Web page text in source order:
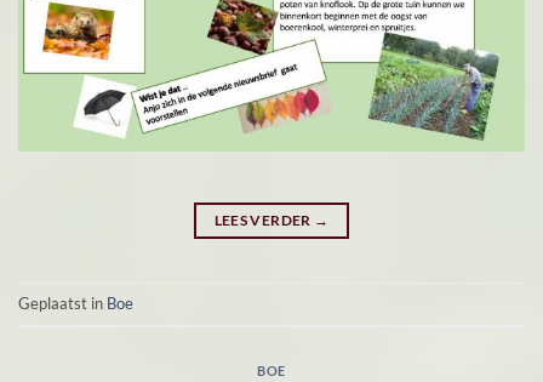
LEES VERDER →
Geplaatst in Boe
BOE